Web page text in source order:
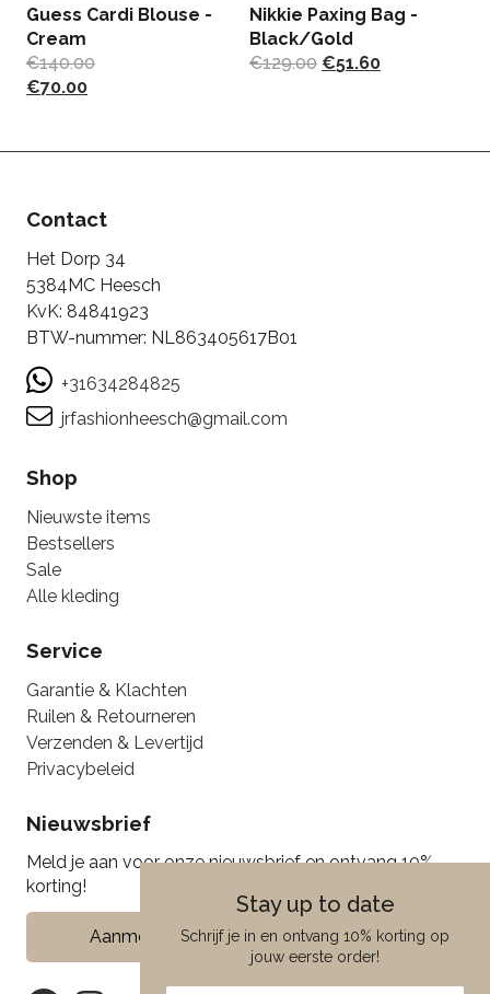
Guess Cardi Blouse -
Cream
€140.00
€70.00
Nikkie Paxing Bag -
Black/Gold
€129.00 €51.60
Stay up to date
Schrijf je in en ontvang 10% korting op
jouw eerste order!
Contact
Het Dorp 34
5384MC Heesch
KvK: 84841923
BTW-nummer: NL863405617B01
+31634284825
jrfashionheesch@gmail.com
Shop
Nieuwste items
Bestsellers
Sale
Alle kleding
Service
Garantie & Klachten
Ruilen & Retourneren
Verzenden & Levertijd
Privacybeleid
Nieuwsbrief
Meld je aan voor onze nieuwsbrief en ontvang 10%
korting!
Aanmelden